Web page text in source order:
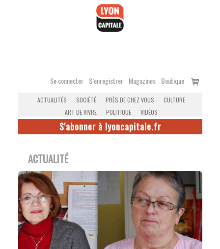
Se connecter S’enregistrer Magazines Boutique
Voir
ACTUALITÉS SOCIÉTÉ PRÈS DE CHEZ VOUS
CULTURE
ART DE VIVRE
POLITIQUE VIDÉOS
S'abonner à lyoncapitale.fr
ACTUALITÉ